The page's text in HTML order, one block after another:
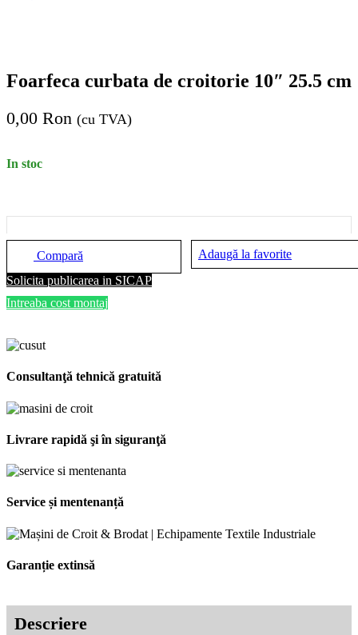
Foarfeca curbata de croitorie 10″ 25.5 cm
0,00 Ron (cu TVA)
In stoc
Compară
Adaugă la favorite
Solicita publicarea in SICAP
Intreaba cost montaj
Consultanţă tehnică gratuită
Livrare rapidă şi în siguranţă
Service și mentenanță
Garanție extinsă
Descriere